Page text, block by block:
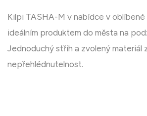
Kilpi TASHA-M v nabídce v oblíbené
ideálním produktem do města na
Jednoduchý střih a zvolený materiál
nepřehlédnutelnost.